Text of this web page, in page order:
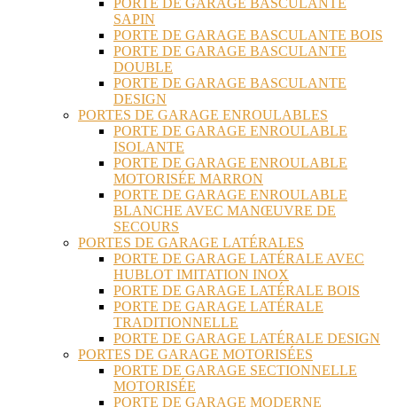
PORTE DE GARAGE BASCULANTE
SAPIN
PORTE DE GARAGE BASCULANTE BOIS
PORTE DE GARAGE BASCULANTE
DOUBLE
PORTE DE GARAGE BASCULANTE
DESIGN
PORTES DE GARAGE ENROULABLES
PORTE DE GARAGE ENROULABLE
ISOLANTE
PORTE DE GARAGE ENROULABLE
MOTORISÉE MARRON
PORTE DE GARAGE ENROULABLE
BLANCHE AVEC MANŒUVRE DE
SECOURS
PORTES DE GARAGE LATÉRALES
PORTE DE GARAGE LATÉRALE AVEC
HUBLOT IMITATION INOX
PORTE DE GARAGE LATÉRALE BOIS
PORTE DE GARAGE LATÉRALE
TRADITIONNELLE
PORTE DE GARAGE LATÉRALE DESIGN
PORTES DE GARAGE MOTORISÉES
PORTE DE GARAGE SECTIONNELLE
MOTORISÉE
PORTE DE GARAGE MODERNE